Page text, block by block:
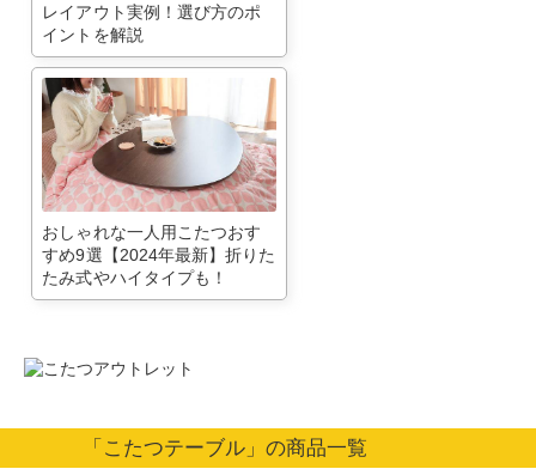
レイアウト実例！選び方のポ
イントを解説
おしゃれな一人用こたつおす
すめ9選【2024年最新】折りた
たみ式やハイタイプも！
「こたつテーブル」の商品一覧